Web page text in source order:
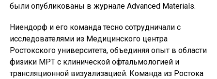
были опубликованы в журнале Advanced Materials.
Ниендорф и его команда тесно сотрудничали с
исследователями из Медицинского центра
Ростокского университета, объединяя опыт в области
физики МРТ с клинической офтальмологией и
трансляционной визуализацией. Команда из Ростока